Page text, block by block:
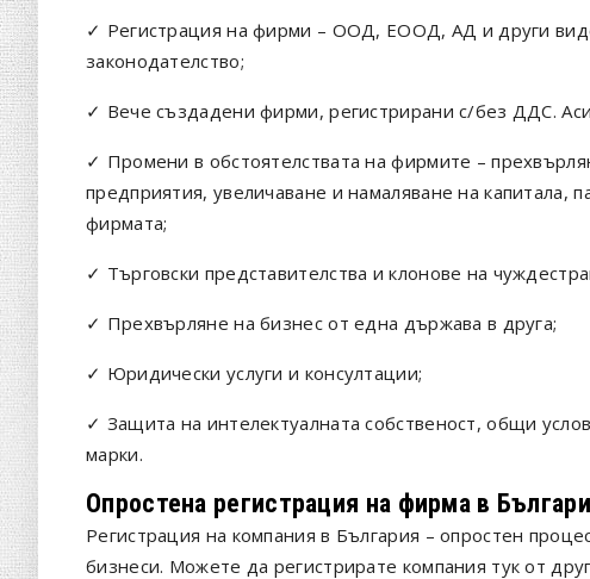
✓ Регистрация на фирми – ООД, ЕООД, АД и други
законодателство;
✓ Вече създадени фирми, регистрирани с/без ДДС.
✓ Промени в обстоятелствата на фирмите –
предприятия, увеличаване и намаляване на капитала,
фирмата;
✓ Търговски представителства и клонове на
✓ Прехвърляне на бизнес от една държава в друга;
✓ Юридически услуги и консултации;
✓ Защита на интелектуалната собственост, общи
марки.
Опростена регистрация на фирма в
Регистрация на компания в България – опростен
бизнеси. Можете да регистрирате компания тук от